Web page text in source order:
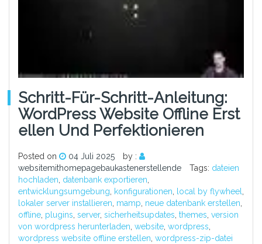
Schritt-Für-Schritt-Anleitung:
WordPress Website Offline Erst
Ellen Und Perfektionieren
Posted on 04 Juli 2025
by :
websitemithomepagebaukastenerstellende
Tags: dateien
hochladen datenbank exportieren
entwicklungsumgebung konfigurationen local by flywheel
lokaler server installieren mamp neue datenbank erstellen
offline plugins server, sicherheitsupdates themes version
von wordpress herunterladen website wordpress
wordpress website offline erstellen wordpress-zip-datei